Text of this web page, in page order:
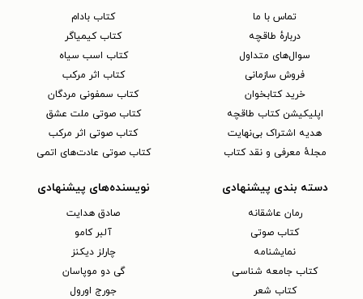
تماس با ما
دربارهٔ طاقچه
سوال‌های متداول
فروش سازمانی
خرید کتابخوان
اپلیکیشن کتاب طاقچه
هدیه اشتراک بی‌نهایت
مجلهٔ معرفی و نقد کتاب
کتاب بادام
کتاب کیمیاگر
کتاب اسب سیاه
کتاب اثر مرکب
کتاب سمفونی مردگان
کتاب صوتی ملت عشق
کتاب صوتی اثر مرکب
کتاب صوتی عادت‌های اتمی
دسته بندی پیشنهادی
رمان عاشقانه
کتاب‌ صوتی
نمایشنامه
کتاب جامعه شناسی
کتاب شعر
نویسنده‌های پیشنهادی
صادق هدایت
آلبر کامو
چارلز دیکنز
گی دو موپاسان
جورج اورول